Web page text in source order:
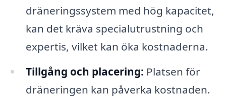
dräneringssystem med hög kapacitet,
kan det kräva specialutrustning och
expertis, vilket kan öka kostnaderna.
Tillgång och placering: Platsen för
dräneringen kan påverka kostnaden.